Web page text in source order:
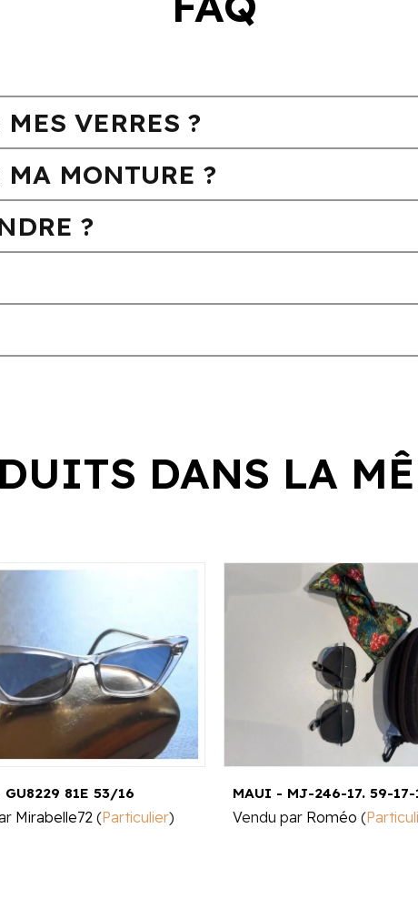
VERRES ?
MONTURE ?
?
DANS LA
GU8229 81E 53/16
Mirabelle72 (Particulier)
MAUI - MJ-246-17. 59-17-
Vendu par Roméo (